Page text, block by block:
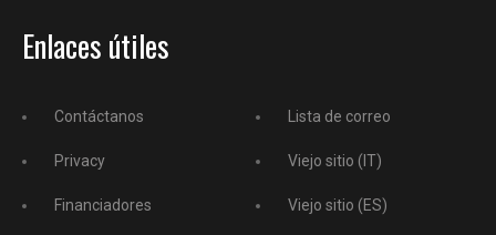
Enlaces útiles
Contáctanos
Privacy
Financiadores
Lista de correo
Viejo sitio (IT)
Viejo sitio (ES)